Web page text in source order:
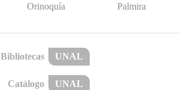
Orinoquía Palmira
Bibliotecas UNAL
Catálogo UNAL